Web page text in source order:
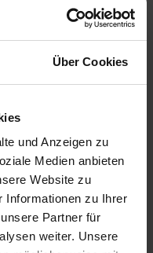
Über Cookies
und Anzeigen zu
Medien anbieten
Website zu
Informationen zu Ihrer
Partner für
weiter. Unsere